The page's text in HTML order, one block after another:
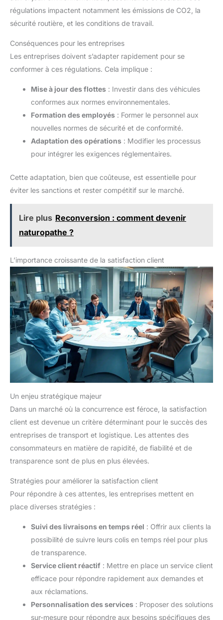
régulations impactent notamment les émissions de CO2, la
sécurité routière, et les conditions de travail.
Conséquences pour les entreprises
Les entreprises doivent s’adapter rapidement pour se
conformer à ces régulations. Cela implique :
Mise à jour des flottes : Investir dans des véhicules
conformes aux normes environnementales.
Formation des employés : Former le personnel aux
nouvelles normes de sécurité et de conformité.
Adaptation des opérations : Modifier les processus
pour intégrer les exigences réglementaires.
Cette adaptation, bien que coûteuse, est essentielle pour
éviter les sanctions et rester compétitif sur le marché.
Lire plus Reconversion : comment devenir
naturopathe ?
L’importance croissante de la satisfaction client
Un enjeu stratégique majeur
Dans un marché où la concurrence est féroce, la satisfaction
client est devenue un critère déterminant pour le succès des
entreprises de transport et logistique. Les attentes des
consommateurs en matière de rapidité, de fiabilité et de
transparence sont de plus en plus élevées.
Stratégies pour améliorer la satisfaction client
Pour répondre à ces attentes, les entreprises mettent en
place diverses stratégies :
Suivi des livraisons en temps réel : Offrir aux clients la
possibilité de suivre leurs colis en temps réel pour plus
de transparence.
Service client réactif : Mettre en place un service client
efficace pour répondre rapidement aux demandes et
aux réclamations.
Personnalisation des services : Proposer des solutions
sur-mesure pour répondre aux besoins spécifiques des